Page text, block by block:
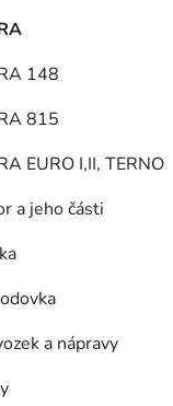
148
815
EURO I,II, TERNO
a jeho části
a nápravy